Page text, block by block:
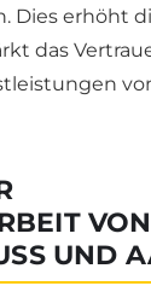
Dies erhöht
das
VON
UND